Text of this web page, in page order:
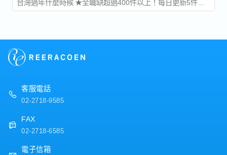
2022年邁入尾聲，全球的入境限制目前也已經開放，考慮在國
客服電話
02-2718-9585
FAX
02-2718-6585
電子信箱